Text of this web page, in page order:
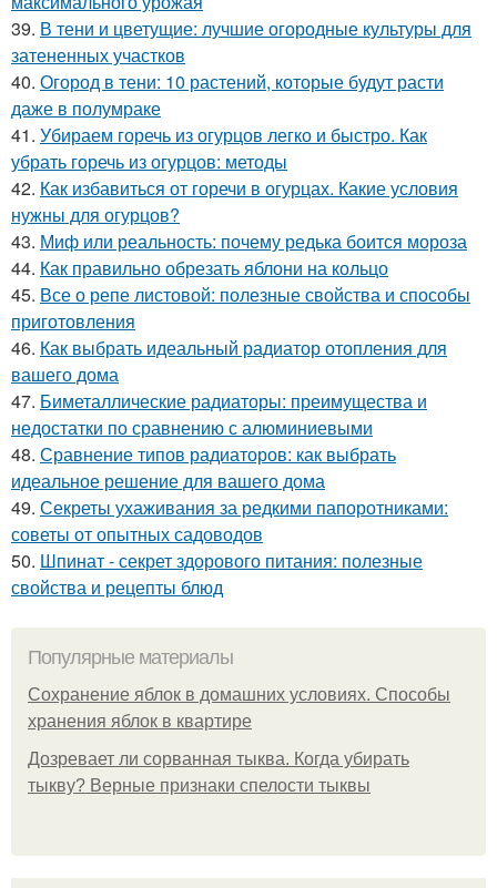
39. В тени и цветущие: лучшие огородные культуры для
затененных участков
40. Огород в тени: 10 растений, которые будут расти
даже в полумраке
41. Убираем горечь из огурцов легко и быстро. Как
убрать горечь из огурцов: методы
42. Как избавиться от горечи в огурцах. Какие условия
нужны для огурцов?
43. Миф или реальность: почему редька боится мороза
44. Как правильно обрезать яблони на кольцо
45. Все о репе листовой: полезные свойства и способы
приготовления
46. Как выбрать идеальный радиатор отопления для
вашего дома
47. Биметаллические радиаторы: преимущества и
недостатки по сравнению с алюминиевыми
48. Сравнение типов радиаторов: как выбрать
идеальное решение для вашего дома
49. Секреты ухаживания за редкими папоротниками:
советы от опытных садоводов
50. Шпинат - секрет здорового питания: полезные
свойства и рецепты блюд
Популярные материалы
Сохранение яблок в домашних условиях. Способы
хранения яблок в квартире
Дозревает ли сорванная тыква. Когда убирать
тыкву? Верные признаки спелости тыквы